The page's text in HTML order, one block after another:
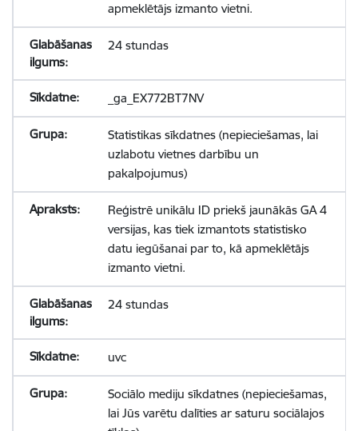
apmeklētājs izmanto vietni.
24 stundas
_ga_EX772BT7NV
Statistikas sīkdatnes (nepieciešamas, lai
uzlabotu vietnes darbību un
pakalpojumus)
Reģistrē unikālu ID priekš jaunākās GA 4
versijas, kas tiek izmantots statistisko
datu iegūšanai par to, kā apmeklētājs
izmanto vietni.
24 stundas
uvc
Sociālo mediju sīkdatnes (nepieciešamas,
lai Jūs varētu dalīties ar saturu sociālajos